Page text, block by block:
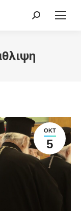
Search:
ΟΚΤ
5